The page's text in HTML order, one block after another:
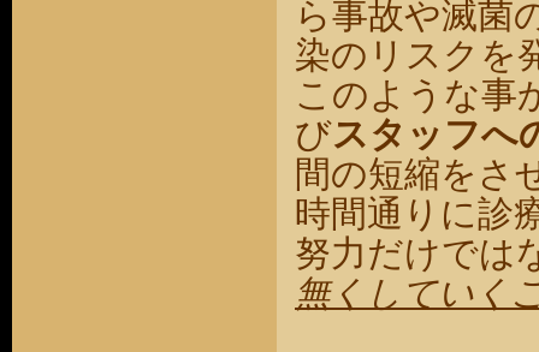
ら事故や滅菌
染のリスクを
このような事
びスタッフへ
間の短縮をさ
時間通りに診
努力だけでは
無くしていく